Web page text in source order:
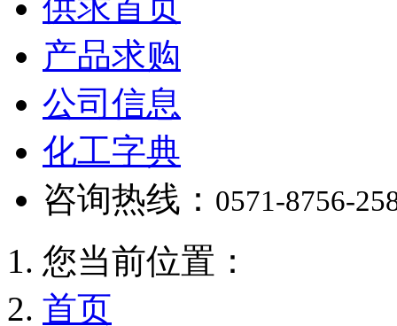
产品求购
公司信息
化工字典
咨询热线： 0571-8756-
您当前位置：
首页